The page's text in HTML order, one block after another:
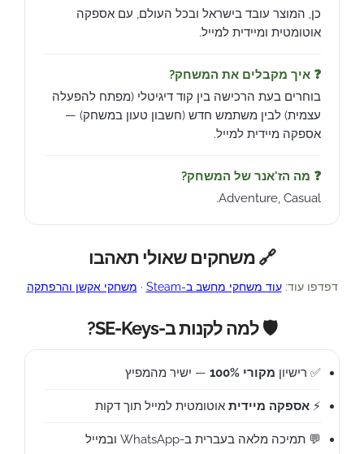
כן, המוצר עובד בישראל ובכל העולם, עם אספקה
אוטומטית ומיידית למייל.
❓ איך מקבלים את המשחק?
בוחרים בעת הרכישה בין קוד דיגיטלי (מפתח להפעלה
עצמית) לבין משתמש חדש (חשבון טעון במשחק) —
אספקה מיידית למייל.
❓ מה הז'אנר של המשחק?
Adventure, Casual.
🔗 משחקים שאולי תאהבו
דפדפו עוד:עוד משחקי מחשב ב-Steam · משחקי אקשן והרפתקה
🛡️ למה לקנות ב-SE-Keys?
✅ רישיון מקורי 100% — ישיר מהמפיץ
⚡ אספקה מיידית אוטומטית למייל תוך דקות
💬 תמיכה מלאה בעברית ב-WhatsApp ובמייל